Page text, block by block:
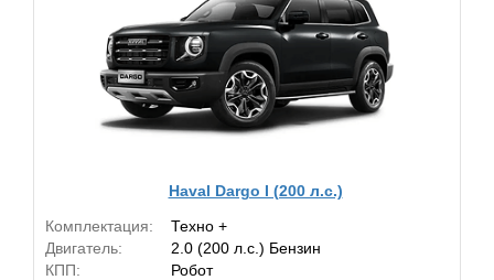
Haval Dargo I (200 л.с.)
Комплектация:
Техно +
Двигатель:
2.0 (200 л.с.) Бензин
КПП:
Робот